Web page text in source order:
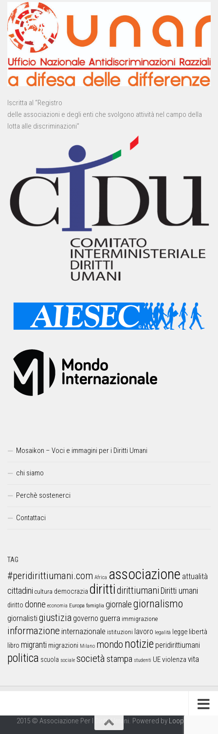
Iscritta al “Registro
delle associazioni e degli enti che svolgono attività nel campo della
lotta alle discriminazioni”
Mosaikon – Voci e immagini per i Diritti Umani
chi siamo
Perchè sostenerci
Contattaci
TAG
#peridirittiumani.com Africa associazione attualità
cittadini cultura democrazia dirittidirittiumani Diritti umani
diritto donne economia Europa famiglia giornalegiornalismo
giornalistigiustizia governo guerra immigrazione
informazione internazionale istituzioni lavoro legalità legge libertà
libro migranti migrazioni Milano mondo notizie peridirittiumani
politica scuola sociale società stampa studenti UEviolenza vita
2015 © Associazione Per I Diritti Umani. Powered by Looproject